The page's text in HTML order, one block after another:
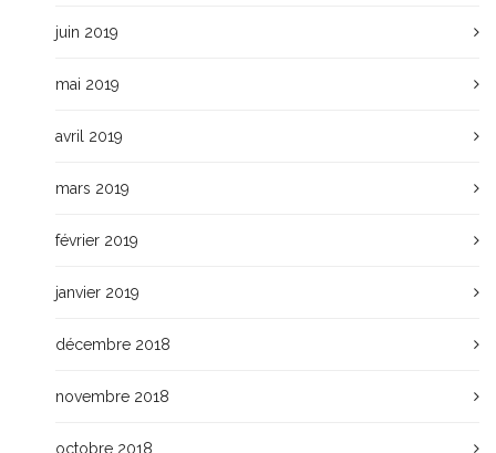
juin 2019
mai 2019
avril 2019
mars 2019
février 2019
janvier 2019
décembre 2018
novembre 2018
octobre 2018